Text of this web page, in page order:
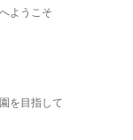
ようこそ
を目指して